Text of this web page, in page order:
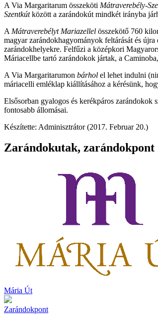
A Via Margaritarum összeköti Mátraverebély-
Szentkútközött a zarándokút mindkét irányba
A Mátraverebélyt Mariazellel összekötő 760
magyar zarándokhagyományok feltárását és
zarándokhelyekre. Felfűzi a középkori
Máriacellbe tartó zarándokok jártak, a
A Via Margaritarumon bárhol el lehet indulni
máriacelli emléklap kiállításához a kérésünk,
Elsősorban gyalogos és kerékpáros
fontosabb állomásai.
Készítette: Adminisztrátor (2017. Februar 20.)
Zarándokutak, zarándokpont
Mária Út
Zarándokpont